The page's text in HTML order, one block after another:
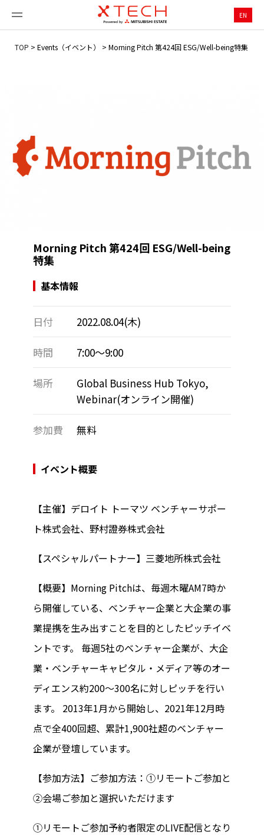
EN
TOP > Events（イベント） > Morning Pitch 第424回 ESG/Well-being特集
Morning Pitch 第424回 ESG/Well-being
特集
基本情報
日付 2022.08.04(木)
時間 7:00～9:00
場所
Global Business Hub Tokyo,
Webinar(オンライン開催)
参加費 無料
イベント概要
【主催】デロイト トーマツ ベンチャーサポー
ト株式会社、野村證券株式会社
【スペシャルパートナー】三菱地所株式会社
【概要】Morning Pitchは、毎週木曜AM7時か
ら開催している、ベンチャー企業と大企業の事
業提携を生み出すことを目的としたピッチイベ
ントです。 毎週5社のベンチャー企業が、大企
業・ベンチャーキャピタル・メディア等のオー
ディエンス約200～300名に対しピッチを行い
ます。 2013年1月から開始し、2021年12月時
点で全400回超、累計1,900社超のベンチャー
企業が登壇しています。
【参加方法】ご参加方法：①リモートご参加と
②会場ご参加と選択いただけます
①リモートご参加予約者限定のLIVE配信となり